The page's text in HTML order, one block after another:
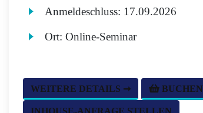
Anmeldeschluss: 17.09.2026
Ort:Online-Seminar
WEITERE DETAILS ➞ BUCHEN
INHOUSE-ANFRAGE STELLEN